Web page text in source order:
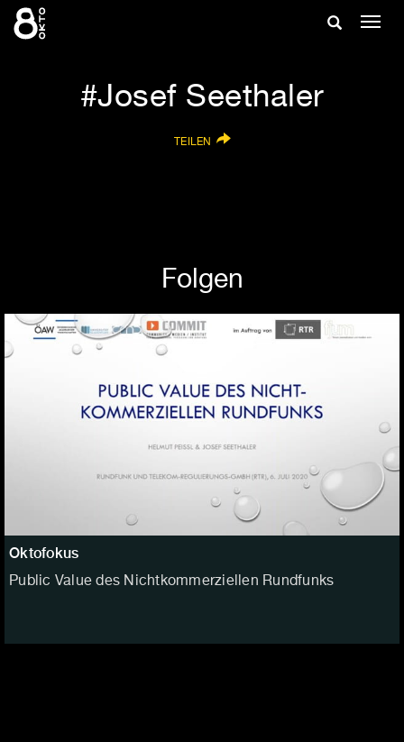
Zum
Inhalt
Suche
Josef Seethaler
TEILEN
Folgen
Oktofokus
Public Value des Nichtkommerziellen Rundfunks